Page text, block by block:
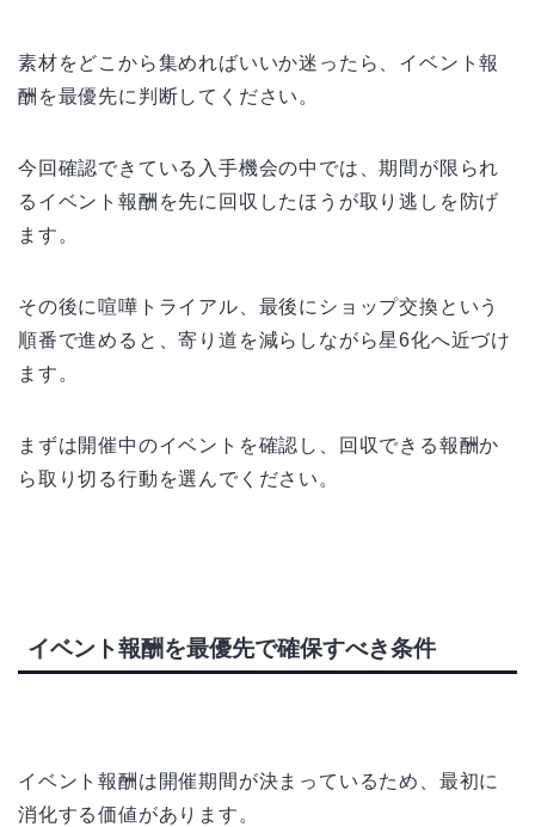
素材をどこから集めればいいか迷ったら、イベント報
酬を最優先に判断してください。
今回確認できている入手機会の中では、期間が限られ
るイベント報酬を先に回収したほうが取り逃しを防げ
ます。
その後に喧嘩トライアル、最後にショップ交換という
順番で進めると、寄り道を減らしながら星6化へ近づけ
ます。
まずは開催中のイベントを確認し、回収できる報酬か
ら取り切る行動を選んでください。
イベント報酬を最優先で確保すべき条件
イベント報酬は開催期間が決まっているため、最初に
消化する価値があります。